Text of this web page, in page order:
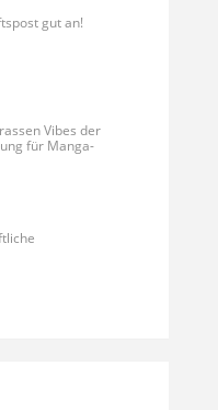
gut an!
Vibes der
für Manga-